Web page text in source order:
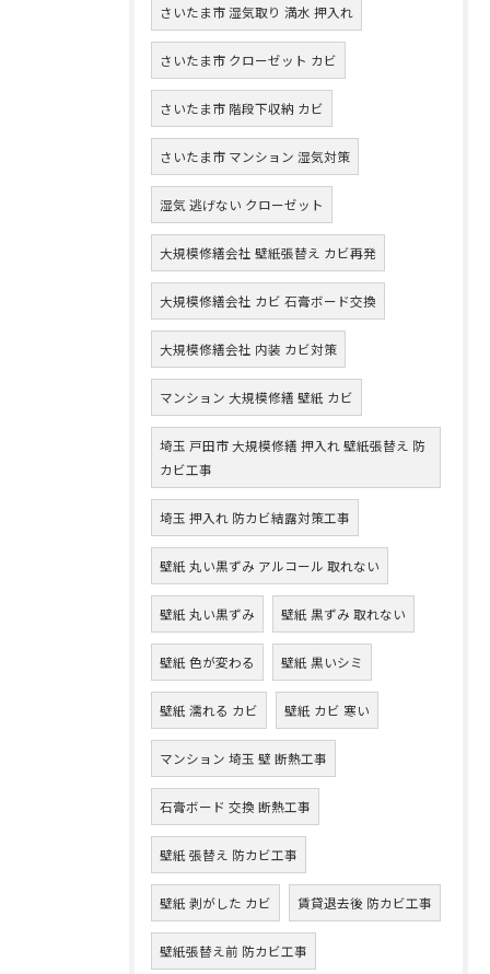
さいたま市 湿気取り 満水 押入れ
さいたま市 クローゼット カビ
さいたま市 階段下収納 カビ
さいたま市 マンション 湿気対策
湿気 逃げない クローゼット
大規模修繕会社 壁紙張替え カビ再発
大規模修繕会社 カビ 石膏ボード交換
大規模修繕会社 内装 カビ対策
マンション 大規模修繕 壁紙 カビ
埼玉 戸田市 大規模修繕 押入れ 壁紙張替え 防
カビ工事
埼玉 押入れ 防カビ結露対策工事
壁紙 丸い黒ずみ アルコール 取れない
壁紙 丸い黒ずみ 壁紙 黒ずみ 取れない
壁紙 色が変わる 壁紙 黒いシミ
壁紙 濡れる カビ 壁紙 カビ 寒い
マンション 埼玉 壁 断熱工事
石膏ボード 交換 断熱工事
壁紙 張替え 防カビ工事
壁紙 剥がした カビ 賃貸退去後 防カビ工事
壁紙張替え前 防カビ工事